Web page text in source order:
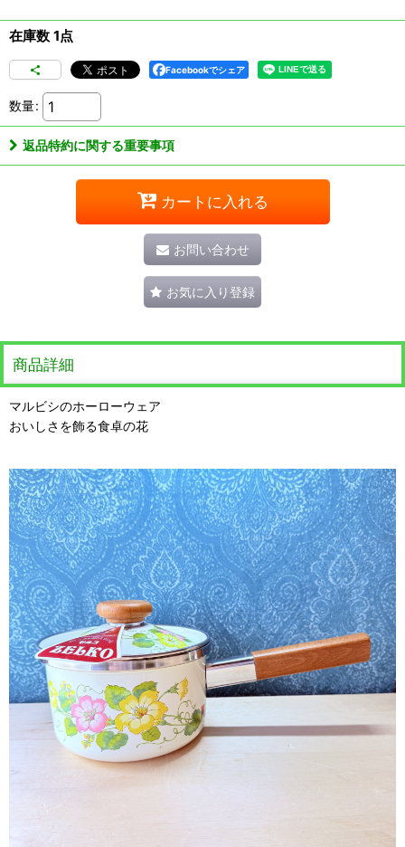
在庫数 1点
Facebookでシェア
数量:
返品特約に関する重要事項
カートに入れる
お問い合わせ
お気に入り登録
商品詳細
マルビシのホーローウェア
おいしさを飾る食卓の花